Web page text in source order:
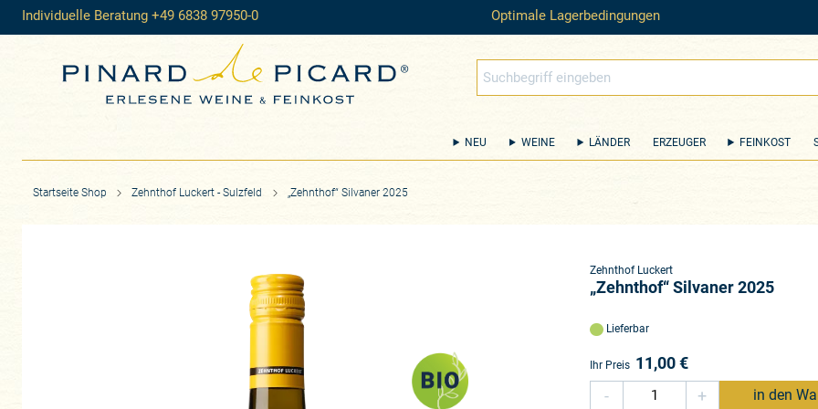
Individuelle Beratung +49 6838 97950-0 Optimale Lagerbedingungen
NEU WEINE LÄNDER ERZEUGER FEINKOST
Startseite Shop Zehnthof Luckert - Sulzfeld „Zehnthof“ Silvaner 2025
Zehnthof Luckert
„Zehnthof“ Silvaner 2025
Lieferbar
Ihr Preis 11,00€
-
+ in den